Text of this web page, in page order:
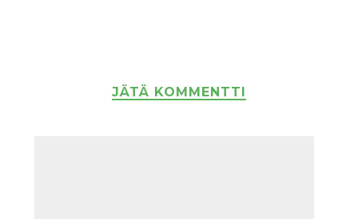
JÄTÄ KOMMENTTI